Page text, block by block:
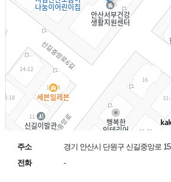
주소
경기 안산시 단원구 신길중앙로 15
전화
-